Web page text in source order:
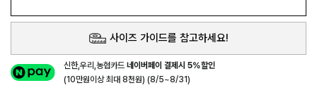
사이즈 가이드를 참고하세요!
신한,우리,농협카드네이버페이 결제시 5%할인
(10만원이상 최대 8천원) (8/5~8/31)